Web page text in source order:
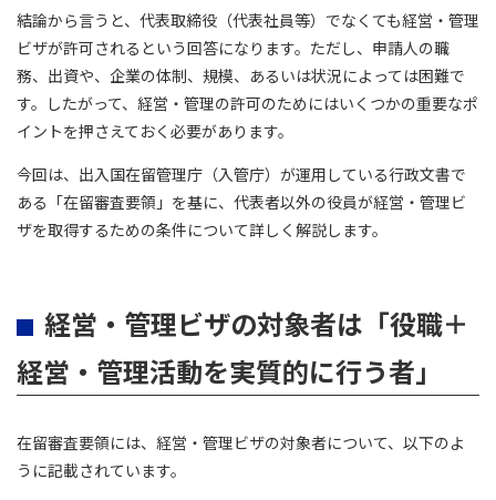
結論から言うと、代表取締役（代表社員等）でなくても経営・管理
ビザが許可されるという回答になります。ただし、申請人の職
務、出資や、企業の体制、規模、あるいは状況によっては困難で
す。したがって、経営・管理の許可のためにはいくつかの重要なポ
イントを押さえておく必要があります。
今回は、出入国在留管理庁（入管庁）が運用している行政文書で
ある「在留審査要領」を基に、代表者以外の役員が経営・管理ビ
ザを取得するための条件について詳しく解説します。
経営・管理ビザの対象者は「役職＋
経営・管理活動を実質的に行う者」
在留審査要領には、経営・管理ビザの対象者について、以下のよ
うに記載されています。